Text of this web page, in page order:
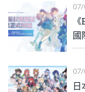
國
日